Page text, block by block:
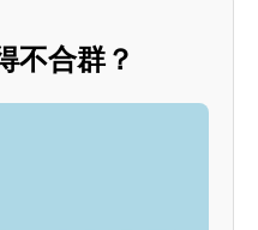
不合群？